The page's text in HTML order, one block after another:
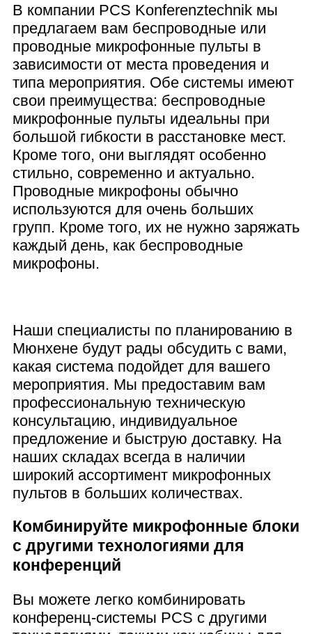
В компании PCS Konferenztechnik мы
предлагаем вам беспроводные или
проводные микрофонные пульты в
зависимости от места проведения и
типа мероприятия. Обе системы имеют
свои преимущества: беспроводные
микрофонные пульты идеальны при
большой гибкости в расстановке мест.
Кроме того, они выглядят особенно
стильно, современно и актуально.
Проводные микрофоны обычно
используются для очень больших
групп. Кроме того, их не нужно заряжать
каждый день, как беспроводные
микрофоны.
Наши специалисты по планированию в
Мюнхене будут рады обсудить с вами,
какая система подойдет для вашего
мероприятия. Мы предоставим вам
профессиональную техническую
консультацию, индивидуальное
предложение и быструю доставку. На
наших складах всегда в наличии
широкий ассортимент микрофонных
пультов в больших количествах.
Комбинируйте микрофонные блоки
с другими технологиями для
конференций
Вы можете легко комбинировать
конференц-системы PCS с другими